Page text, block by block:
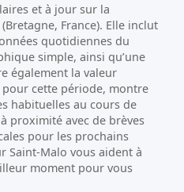
et à jour sur la
France). Elle inclut
quotidiennes du
simple, ainsi qu’une
également la valeur
pour cette période, montre
habituelles au cours de
proximité avec de brèves
pour les prochains
Saint-Malo vous aident à
moment pour vous